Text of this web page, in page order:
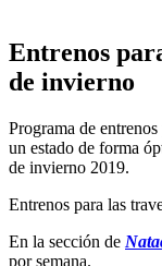
Entrenos
de invierno
Programa de
un estado de forma
de invierno 2019.
Entrenos para las
En la sección de
por semana.